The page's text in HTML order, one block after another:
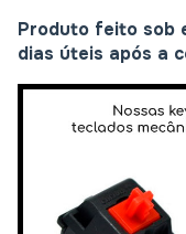
Produto feito sob
dias úteis após a